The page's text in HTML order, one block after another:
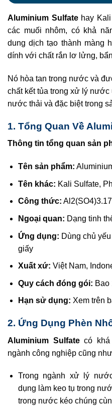
Aluminium Sulfatehay Kali
các muối nhôm, có khả
dung dịch tạo thành màng
dính với chất rắn lơ lửng,
Nó hòa tan trong nước và
chất kết tủa trong xử lý
nước thải và đặc biệt trong
1. Tổng Quan Về
Thông tin tổng quan sản
Tên sản phẩm:
Tên khác: Kali Sulfate,
Công thức:
Ngoại quan: Dạng tinh
Ứng dụng: Dùng chủ
giấy
Xuất xứ: Việt Nam,
Quy cách đóng gói: Bao
Hạn sử dụng: Xem trên
2. Ứng Dụng Phèn
Aluminium Sulfatecó khá
ngành công nghiệp cũng
Trong ngành xử lý
dụng làm keo tụ trong
trong nước kéo chúng